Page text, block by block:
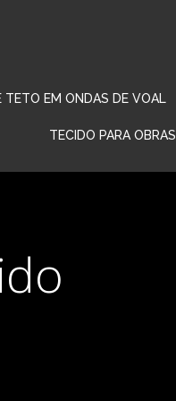
TETO EM ONDAS DE VOAL
TECIDO PARA OBRAS